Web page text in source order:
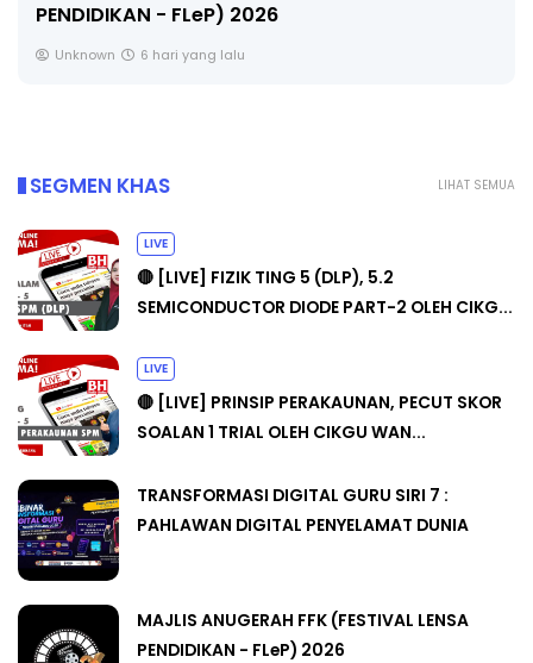
🔴 [LIVE] MATEMATIK SR, WANG
CIKGU ANITA #ALLINONE #141 #...
LIHAT SEMUA
SEGMEN KHAS
LIVE
🔴 [LIVE] FIZIK TING 5 (DLP), 5.2
SEMICONDUCTOR DIODE PART-2 OLEH CIKG...
LIVE
🔴 [LIVE] PRINSIP PERAKAUNAN, PECUT SKOR
SOALAN 1 TRIAL OLEH CIKGU WAN...
TRANSFORMASI DIGITAL GURU SIRI 7 :
PAHLAWAN DIGITAL PENYELAMAT DUNIA
MAJLIS ANUGERAH FFK (FESTIVAL LENSA
PENDIDIKAN - FLeP) 2026